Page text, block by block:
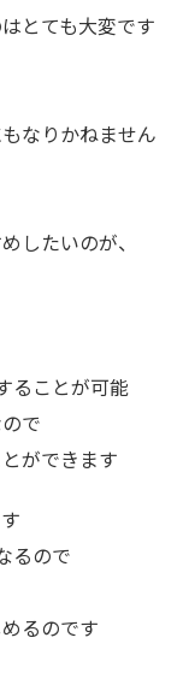
とても大変です
なりかねません
したいのが、
ることが可能
で
ができます
るので
るのです